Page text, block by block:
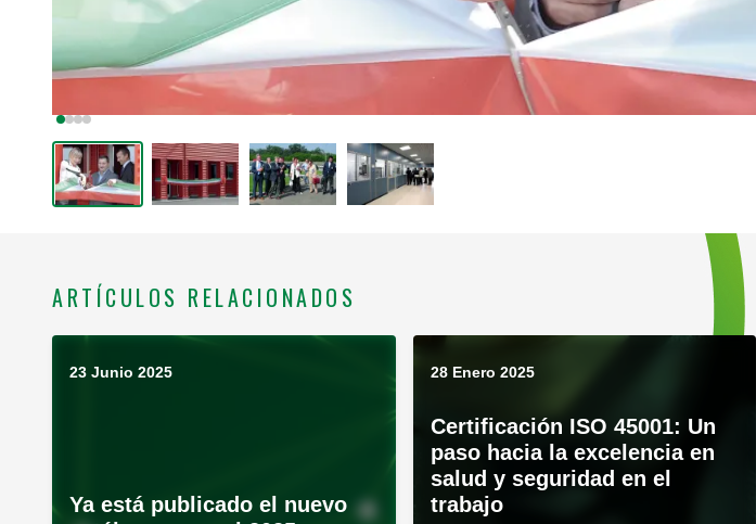
ARTÍCULOS RELACIONADOS
23 Junio 2025
Ya está publicado el nuevo
28 Enero 2025
Certificación ISO 45001: Un
paso hacia la excelencia en
salud y seguridad en el
trabajo